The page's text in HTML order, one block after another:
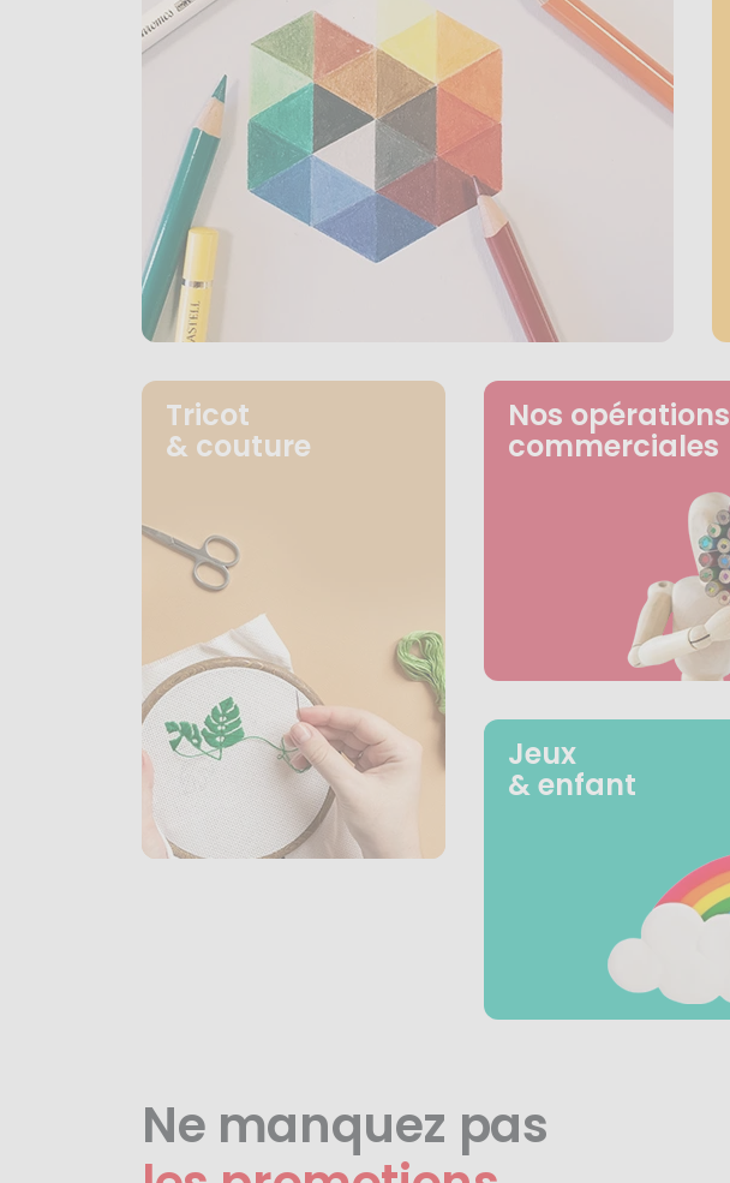
Tricot
& couture
Nos opérations
commerciales
Jeux
& enfant
Ne manquez pas